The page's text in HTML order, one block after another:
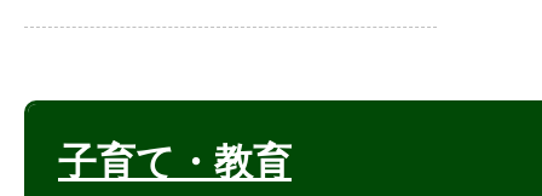
子育て・教育